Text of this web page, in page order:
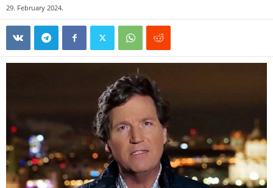
29. February 2024.